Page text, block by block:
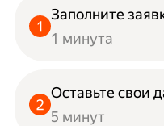
Заполните
1 минута
Оставьте свои
5 минут